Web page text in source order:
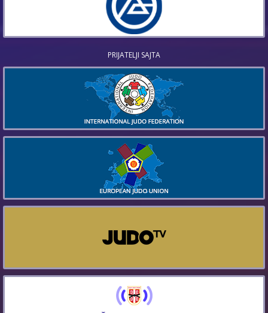
PRIJATELJI SAJTA